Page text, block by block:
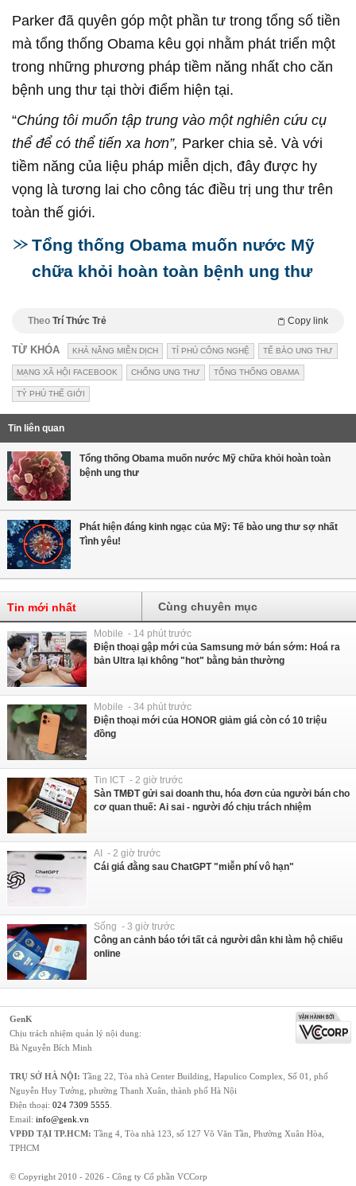
Parker đã quyên góp một phần tư trong tổng số tiền
mà tổng thống Obama kêu gọi nhằm phát triển một
trong những phương pháp tiềm năng nhất cho căn
bệnh ung thư tại thời điểm hiện tại.
“Chúng tôi muốn tập trung vào một nghiên cứu cụ
thể để có thể tiến xa hơn”, Parker chia sẻ. Và với
tiềm năng của liệu pháp miễn dịch, đây được hy
vọng là tương lai cho công tác điều trị ung thư trên
toàn thế giới.
Tổng thống Obama muốn nước Mỹ
chữa khỏi hoàn toàn bệnh ung thư
Theo Trí Thức Trẻ Copy link
TỪ KHÓA KHẢ NĂNG MIỄN DỊCH TỈ PHÚ CÔNG NGHỆ TẾ BÀO UNG THƯ
MẠNG XÃ HỘI FACEBOOK CHỐNG UNG THƯ TỔNG THỐNG OBAMA
TỶ PHÚ THẾ GIỚI
Tin liên quan
Tổng thống Obama muốn nước Mỹ chữa khỏi hoàn toàn
bệnh ung thư
Phát hiện đáng kinh ngạc của Mỹ: Tế bào ung thư sợ nhất
Tình yêu!
Tin mới nhất Cùng chuyên mục
Mobile - 14 phút trước
Điện thoại gập mới của Samsung mở bán sớm: Hoá ra
bản Ultra lại không "hot" bằng bản thường
Mobile - 34 phút trước
Điện thoại mới của HONOR giảm giá còn có 10 triệu
đồng
Tin ICT - 2 giờ trước
Sàn TMĐT gửi sai doanh thu, hóa đơn của người bán cho
cơ quan thuế: Ai sai - người đó chịu trách nhiệm
AI - 2 giờ trước
Cái giá đằng sau ChatGPT "miễn phí vô hạn"
Sống - 3 giờ trước
Công an cảnh báo tới tất cả người dân khi làm hộ chiếu
online
GenK
Chịu trách nhiệm quản lý nội dung:
Bà Nguyễn Bích Minh
TRỤ SỞ HÀ NỘI: Tầng 22, Tòa nhà Center Building, Hapulico Complex, Số 01, phố
Nguyễn Huy Tưởng, phường Thanh Xuân, thành phố Hà Nội
Điện thoại: 024 7309 5555
Email: info@genk.vn
VPĐD TẠI TP.HCM: Tầng 4, Tòa nhà 123, số 127 Võ Văn Tần, Phường Xuân Hòa,
TPHCM
© Copyright 2010 - 2026 - Công ty Cổ phần VCCorp